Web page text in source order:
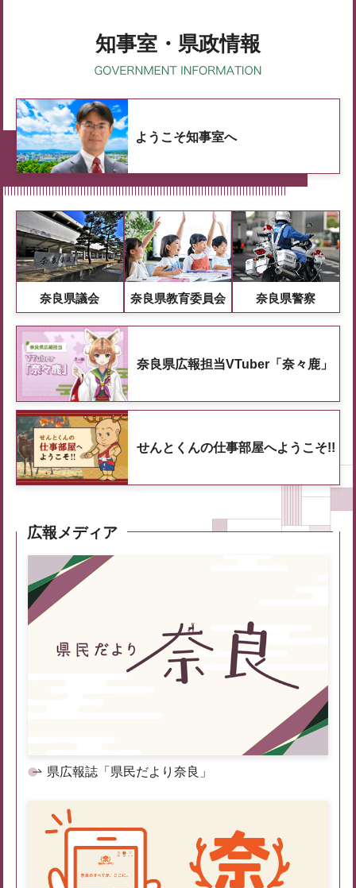
知事室・県政情報
ようこそ知事室へ
奈良県議会 奈良県教育委員会 奈良県警察
奈良県広報担当VTuber「奈々鹿」
せんとくんの仕事部屋へようこそ!!
広報メディア
県広報誌「県民だより奈良」